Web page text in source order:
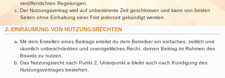
veröffentlichten Regelungen.
Der Nutzungsvertrag wird auf unbestimmte Zeit geschlossen und kann von beiden
Seiten ohne Einhaltung einer Frist jederzeit gekündigt werden.
2. EINRÄUMUNG VON NUTZUNGSRECHTEN
Mit dem Erstellen eines Beitrags erteilst du dem Betreiber ein einfaches, zeitlich und
räumlich unbeschränktes und unentgeltliches Recht, deinen Beitrag im Rahmen des
Boards zu nutzen.
Das Nutzungsrecht nach Punkt 2, Unterpunkt a bleibt auch nach Kündigung des
Nutzungsvertrages bestehen.